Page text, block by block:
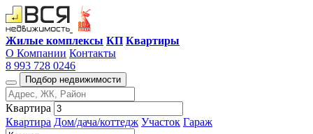
Жилые комплексы КП Квартиры
О Компании Контакты
8 993 728 0246
Подбор недвижимости
Квартира
Квартира Дом/дача/коттедж Участок Гараж